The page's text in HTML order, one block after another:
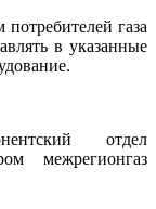
газа
в указанные
отдел
межрегионгаз